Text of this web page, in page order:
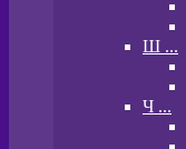
Ш ...
Ч ...